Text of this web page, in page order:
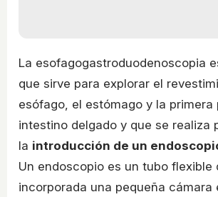
La esofagogastroduodenoscopia
que sirve para explorar el
esófago, el estómago y la primera
intestino delgado y que se realiza
la introducción de un
Un endoscopio es un tubo flexible
incorporada una pequeña cámara